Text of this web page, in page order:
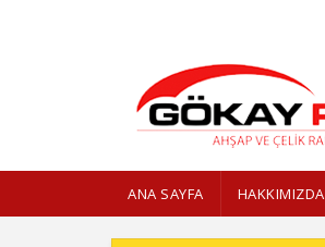
ANA SAYFA HAKKIMIZDA